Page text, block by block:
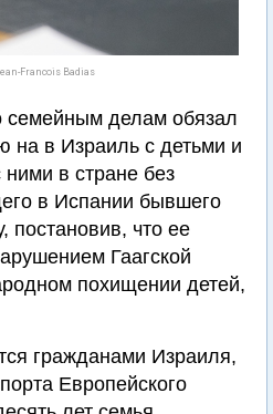
Francois Badias
семейным делам обязал
на в Израиль с детьми и
в стране без
в Испании бывшего
постановив, что ее
Гаагской
похищении детей,
гражданами Израиля,
Европейского